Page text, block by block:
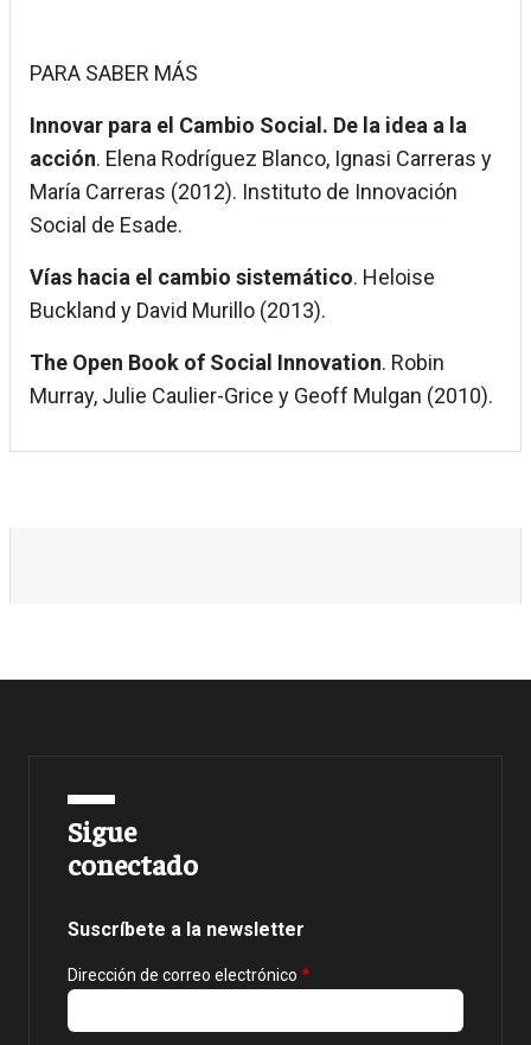
PARA SABER MÁS
Innovar para el Cambio Social. De la idea a la
acción. Elena Rodríguez Blanco, Ignasi Carreras y
María Carreras (2012). Instituto de Innovación
Social de Esade.
Vías hacia el cambio sistemático. Heloise
Buckland y David Murillo (2013).
The Open Book of Social Innovation. Robin
Murray, Julie Caulier-Grice y Geoff Mulgan (2010).
Sigue
conectado
Suscríbete a la newsletter
Dirección de correo electrónico